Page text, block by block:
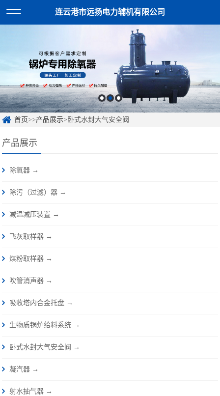
连云港市远扬电力辅机有限公司
首页>>产品展示>卧式水封大气安全阀
产品展示
除氧器 →
除污（过滤）器 →
减温减压装置 →
飞灰取样器 →
煤粉取样器 →
吹管消声器 →
吸收塔内合金托盘 →
生物质锅炉给料系统 →
卧式水封大气安全阀 →
凝汽器 →
射水抽气器 →